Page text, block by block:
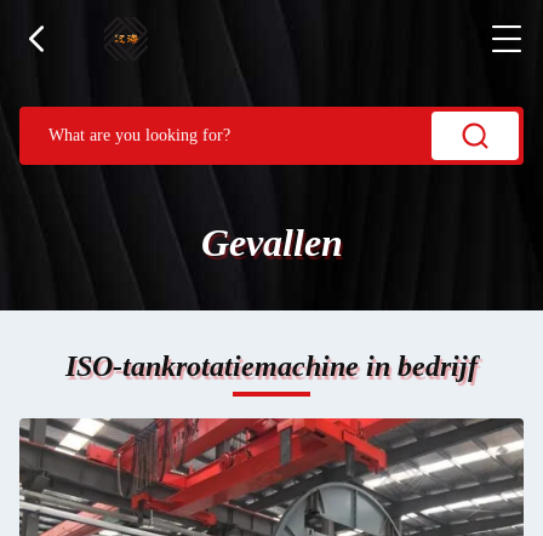
Gevallen
ISO-tankrotatiemachine in bedrijf